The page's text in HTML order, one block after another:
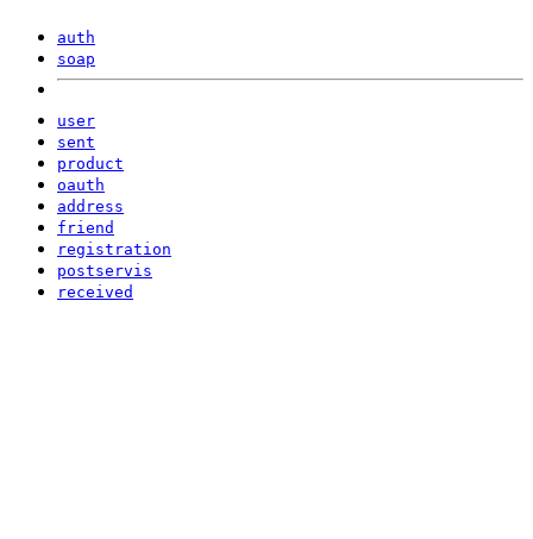
auth
soap
user
sent
product
oauth
address
friend
registration
postservis
received